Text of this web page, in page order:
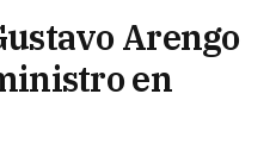
Arengo
en